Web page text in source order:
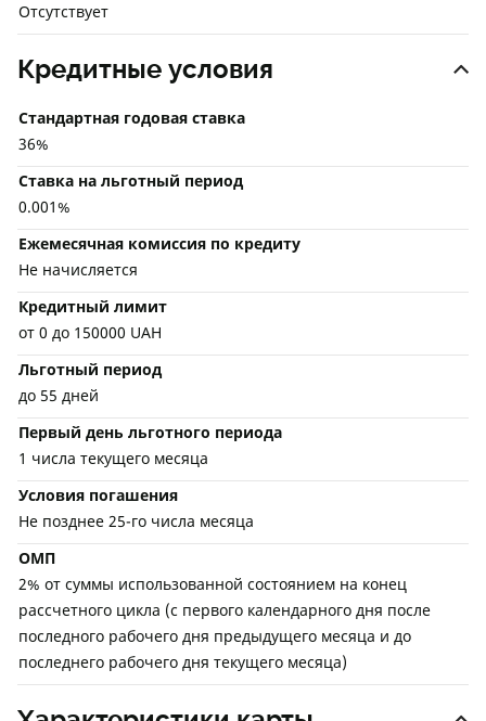
Отсутствует
Кредитные условия
Стандартная годовая ставка
36%
Ставка на льготный период
0.001%
Ежемесячная комиссия по кредиту
Не начисляется
Кредитный лимит
от 0 до 150000 UAH
Льготный период
до 55 дней
Первый день льготного периода
1 числа текущего месяца
Условия погашения
Не позднее 25-го числа месяца
ОМП
2% от суммы использованной состоянием на конец
рассчетного цикла (с первого календарного дня после
последного рабочего дня предыдущего месяца и до
последнего рабочего дня текущего месяца)